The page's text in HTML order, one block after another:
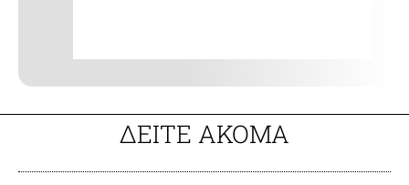
ΔΕΙΤΕ ΑΚΟΜΑ